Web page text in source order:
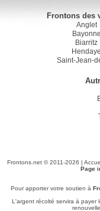
Frontons des
Anglet
Bayonne
Biarritz
Hendaye
Saint-Jean-
Frontons.net © 2011-2026 |
Page
Pour apporter votre soutien à
L'argent récolté servira à payer